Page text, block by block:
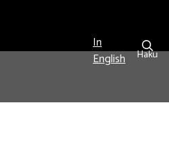
In
English
Haku